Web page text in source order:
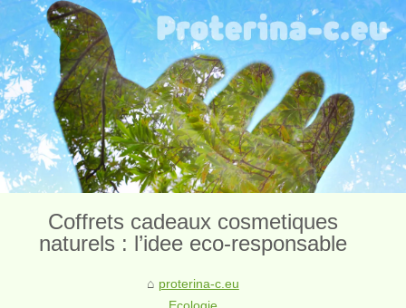
Coffrets cadeaux cosmetiques
naturels : l’idee eco‑responsable
proterina-c.eu
Ecologie